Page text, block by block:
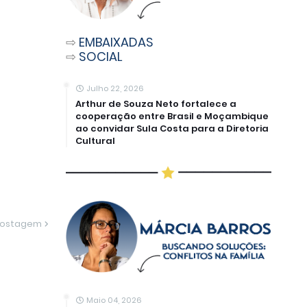
⇨ EMBAIXADAS
⇨ SOCIAL
Julho 22, 2026
Arthur de Souza Neto fortalece a
cooperação entre Brasil e Moçambique
ao convidar Sula Costa para a Diretoria
Cultural
Maio 04, 2026